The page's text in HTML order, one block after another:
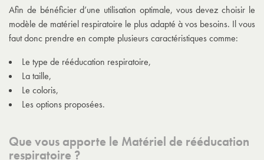
Afin de bénéficier d’une utilisation optimale, vous devez choisir le
modèle de matériel respiratoire le plus adapté à vos besoins. Il vous
faut donc prendre en compte plusieurs caractéristiques comme:
Le type de rééducation respiratoire,
La taille,
Le coloris,
Les options proposées.
Que vous apporte le Matériel de rééducation
respiratoire ?